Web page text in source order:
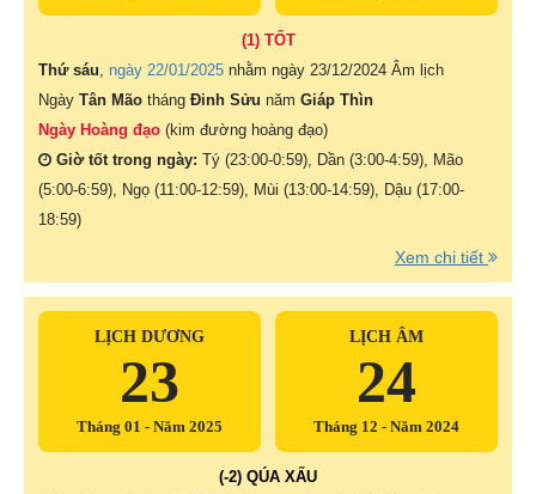
(1) TỐT
Thứ sáu ngày 22/01/2025 nhằm ngày 23/12/2024 Âm lịch
Ngày Tân Mão tháng Đinh Sửu năm Giáp Thìn
Ngày Hoàng đạo (kim đường hoàng đạo)
Giờ tốt trong ngày: Tý (23:00-0:59), Dần (3:00-4:59), Mão
(5:00-6:59), Ngọ (11:00-12:59), Mùi (13:00-14:59), Dậu (17:00-
18:59)
Xem chi tiết
LỊCH DƯƠNG
23
Tháng 01 - Năm 2025
LỊCH ÂM
24
Tháng 12 - Năm 2024
(-2) QÚA XẤU